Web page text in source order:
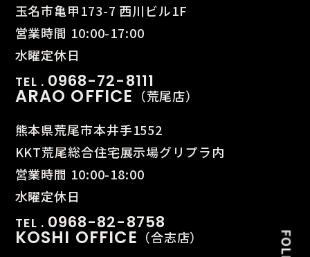
玉名市亀甲173-7 西川ビル1F
営業時間 10:00-17:00
水曜定休日
TEL . 0968-72-8111
ARAO OFFICE （荒尾店）
熊本県荒尾市本井手1552
KKT荒尾総合住宅展示場グリプラ内
営業時間 10:00-18:00
水曜定休日
TEL . 0968-82-8758
KOSHI OFFICE （合志店）